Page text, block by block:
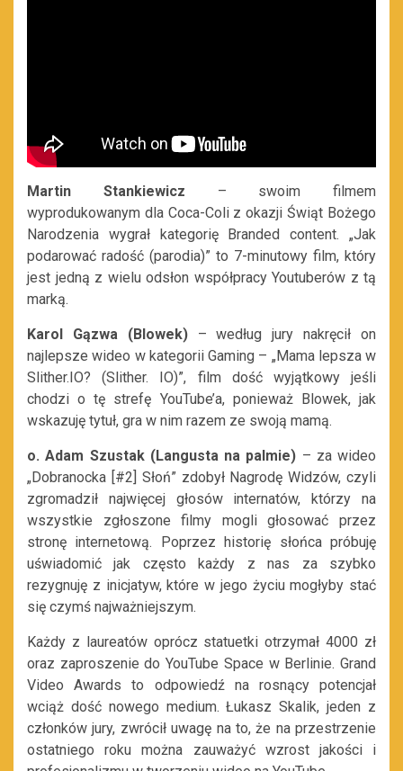
Martin Stankiewicz – swoim filmem
wyprodukowanym dla Coca-Coli z okazji Świąt Bożego
Narodzenia wygrał kategorię Branded content. „Jak
podarować radość (parodia)” to 7-minutowy film, który
jest jedną z wielu odsłon współpracy Youtuberów z tą
marką.
Karol Gązwa (Blowek)– według jury nakręcił on
najlepsze wideo w kategorii Gaming – „Mama lepsza w
Slither.IO? (Slither. IO)”, film dość wyjątkowy jeśli
chodzi o tę strefę YouTube’a, ponieważ Blowek, jak
wskazuję tytuł, gra w nim razem ze swoją mamą.
o. Adam Szustak (Langusta na palmie) – za wideo
„Dobranocka [#2] Słoń” zdobył Nagrodę Widzów, czyli
zgromadził najwięcej głosów internatów, którzy na
wszystkie zgłoszone filmy mogli głosować przez
stronę internetową. Poprzez historię słońca próbuję
uświadomić jak często każdy z nas za szybko
rezygnuję z inicjatyw, które w jego życiu mogłyby stać
się czymś najważniejszym.
Każdy z laureatów oprócz statuetki otrzymał 4000 zł
oraz zaproszenie do YouTube Space w Berlinie. Grand
Video Awards to odpowiedź na rosnący potencjał
wciąż dość nowego medium. Łukasz Skalik, jeden z
członków jury, zwrócił uwagę na to, że na przestrzenie
ostatniego roku można zauważyć wzrost jakości i